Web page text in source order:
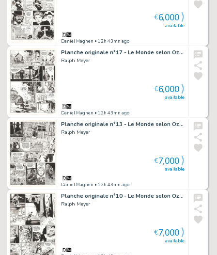
Daniel Maghen • 12h 43mn ago
available
€6,000
Planche originale n°17 - Le Monde selon Oz - Undertaker
Ralph Meyer
Daniel Maghen • 12h 43mn ago
available
€6,000
Planche originale n°13 - Le Monde selon Oz - Undertaker
Ralph Meyer
Daniel Maghen • 12h 43mn ago
available
€7,000
Planche originale n°10 - Le Monde selon Oz - Undertaker
Ralph Meyer
available
€7,000